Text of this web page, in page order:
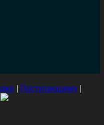
| Поступающему|